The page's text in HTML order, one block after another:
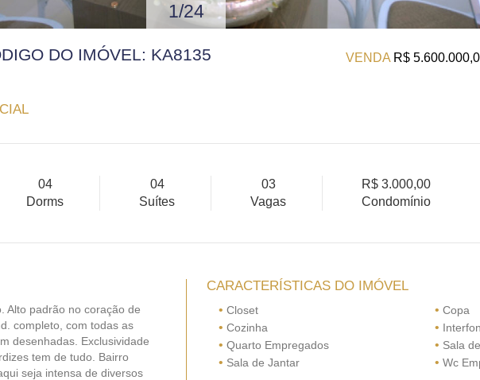
1/24
DO IMÓVEL: KA8135 VENDA R$
04
Dorms
04
Suítes
03
Vagas
R$ 3.000,00
Condomínio
Alto padrão no coração de
completo, com todas as
desenhadas. Exclusividade
tem de tudo. Bairro
seja intensa de diversos
CARACTERÍSTICAS DO IMÓVEL
• Closet • Copa
• Cozinha •
• Quarto Empregados • Sala
• Sala de Jantar • Wc